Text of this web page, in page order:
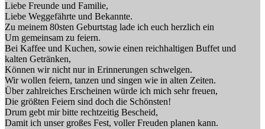
Liebe Freunde und Familie,
Liebe Weggefährte und Bekannte.
Zu meinem 80sten Geburtstag lade ich euch herzlich ein
Um gemeinsam zu feiern.
Bei Kaffee und Kuchen, sowie einen reichhaltigen Buffet und
kalten Getränken,
Können wir nicht nur in Erinnerungen schwelgen.
Wir wollen feiern, tanzen und singen wie in alten Zeiten.
Über zahlreiches Erscheinen würde ich mich sehr freuen,
Die größten Feiern sind doch die Schönsten!
Drum gebt mir bitte rechtzeitig Bescheid,
Damit ich unser großes Fest, voller Freuden planen kann.